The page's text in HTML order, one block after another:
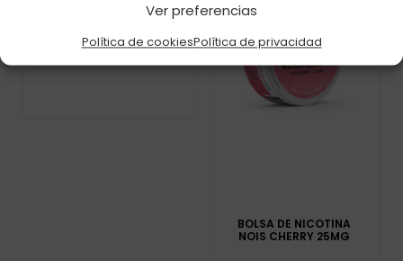
Ver preferencias
Política de cookiesPolítica de privacidad
RED DORADO 30MG
BOLSA DE NICOTINA
NOIS CHERRY 25MG